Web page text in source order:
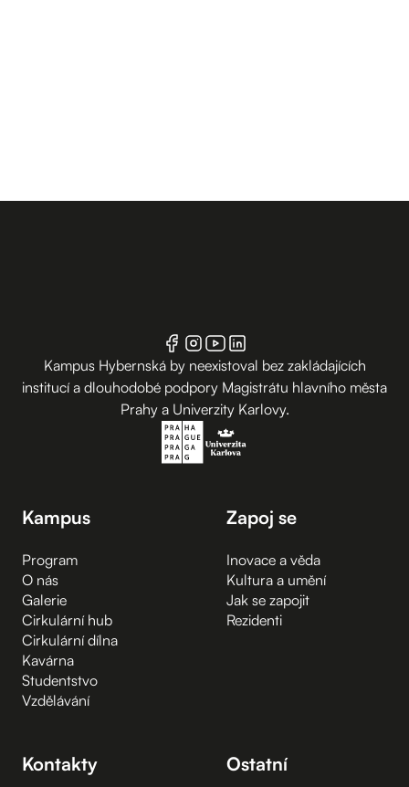
Kampus Hybernská by neexistoval bez zakládajících
institucí a dlouhodobé podpory Magistrátu hlavního města
Prahy a Univerzity Karlovy.
Kampus
Program
O nás
Galerie
Cirkulární hub
Cirkulární dílna
Kavárna
Studentstvo
Vzdělávání
Zapoj se
Inovace a věda
Kultura a umění
Jak se zapojit
Rezidenti
Kontakty Ostatní